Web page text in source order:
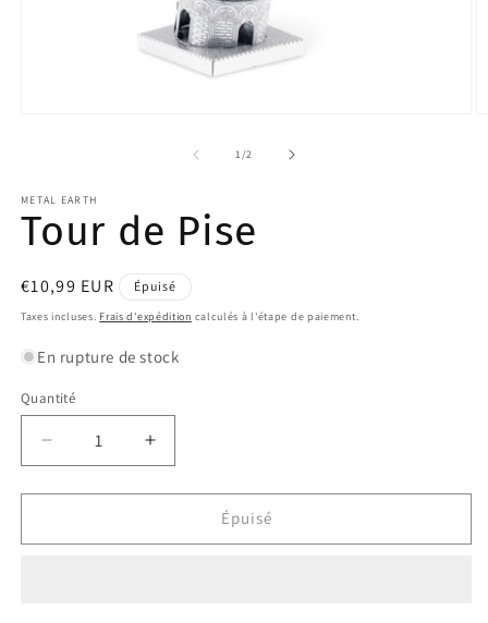
une
fenêtre
modale
1/de2
METAL EARTH
Tour de Pise
Prix
habituel
€10,99 EUR Épuisé
Taxes incluses. Frais d'expédition calculés à l'étape de paiement.
En rupture de stock
Quantité
Quantité
Réduire
la
quantité
Tour
Augmenter
la
quantité
Tour
Épuisé